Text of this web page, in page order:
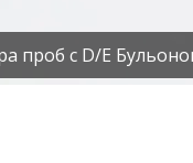
проб c D/E